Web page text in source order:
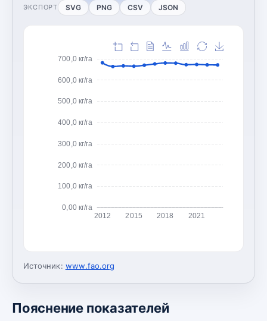
ЭКСПОРТ SVG PNG CSV JSON
0,00 кг/га
100,0 кг/га
200,0 кг/га
300,0 кг/га
400,0 кг/га
500,0 кг/га
600,0 кг/га
700,0 кг/га
2012 2015 2018 2021
Источник: www.fao.org
Пояснение показателей